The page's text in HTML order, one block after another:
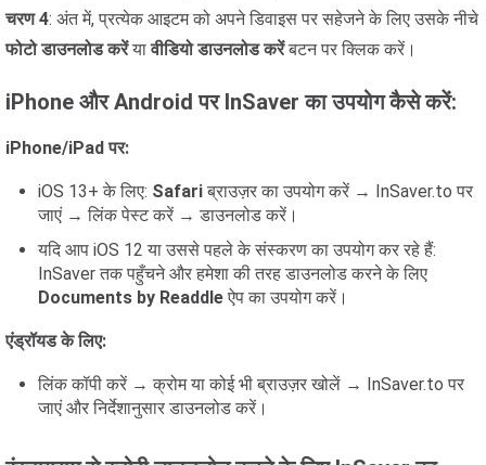
चरण 4: अंत में, प्रत्येक आइटम को अपने डिवाइस पर सहेजने के लिए उसके नीचे
फोटो डाउनलोड करेंयावीडियो डाउनलोड करेंबटन पर क्लिक करें।
iPhone और Android पर InSaver का उपयोग कैसे करें:
iPhone/iPad पर:
iOS 13+ के लिए: Safari ब्राउज़र का उपयोग करें → InSaver.to पर
जाएं → लिंक पेस्ट करें → डाउनलोड करें।
यदि आप iOS 12 या उससे पहले के संस्करण का उपयोग कर रहे हैं:
InSaver तक पहुँचने और हमेशा की तरह डाउनलोड करने के लिए
Documents by Readdle ऐप का उपयोग करें।
एंड्रॉयड के लिए:
लिंक कॉपी करें → क्रोम या कोई भी ब्राउज़र खोलें → InSaver.to पर
जाएं और निर्देशानुसार डाउनलोड करें।